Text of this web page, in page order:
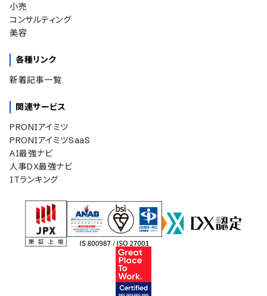
小売
コンサルティング
美容
各種リンク
新着記事一覧
関連サービス
PRONIアイミツ
PRONIアイミツSaaS
AI最強ナビ
人事DX最強ナビ
ITランキング